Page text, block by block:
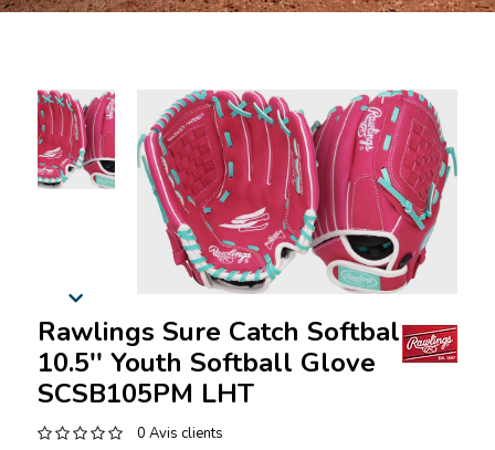
Rawlings Sure Catch Softball
10.5'' Youth Softball Glove
SCSB105PM LHT
0 Avis clients